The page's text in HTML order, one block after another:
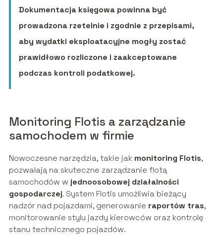
Dokumentacja księgowa powinna być
prowadzona rzetelnie i zgodnie z przepisami,
aby wydatki eksploatacyjne mogły zostać
prawidłowo rozliczone i zaakceptowane
podczas kontroli podatkowej.
Monitoring Flotis a zarządzanie
samochodem w firmie
Nowoczesne narzędzia, takie jak monitoring Flotis,
pozwalają na skuteczne zarządzanie flotą
samochodów w jednoosobowej działalności
gospodarczej. System Flotis umożliwia bieżący
nadzór nad pojazdami, generowanie raportów tras,
monitorowanie stylu jazdy kierowców oraz kontrolę
stanu technicznego pojazdów.